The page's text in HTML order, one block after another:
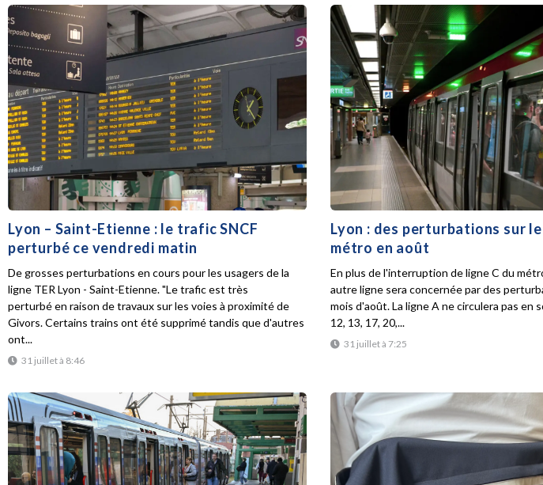
Lyon – Saint-Etienne : le trafic SNCF
perturbé ce vendredi matin
31 juillet à 8:46
De grosses perturbations en cours pour les usagers de la
ligne TER Lyon - Saint-Etienne. "Le trafic est très
perturbé en raison de travaux sur les voies à proximité de
Givors. Certains trains ont été supprimé tandis que d'autres
ont...
Lyon : des perturbations sur
métro en août
31 juillet à 7:25
En plus de l'interruption de ligne C du
autre ligne sera concernée par des
mois d'août. La ligne A ne circulera pas en
12, 13, 17, 20,...